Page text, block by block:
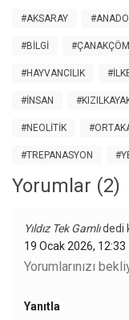
#AKSARAY
#BILGI
#HAYVANCILIK
#İNSAN
#NEOLITIK
#TREPANASYON
Yorumlar (2)
Yıldız Tek Gamlıdedi
19 Ocak 2026, 12:33
Yorumlarınızı
Yanıtla